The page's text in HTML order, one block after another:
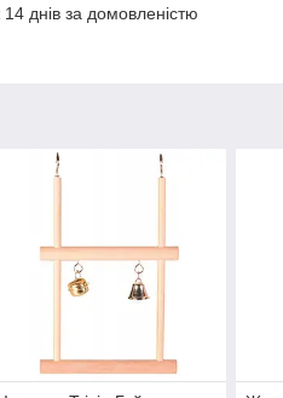
днів за домовленістю